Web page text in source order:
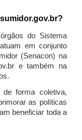
do Sistema
em conjunto
(Senacon) na
e também na
forma coletiva,
as políticas
beneficiar toda a